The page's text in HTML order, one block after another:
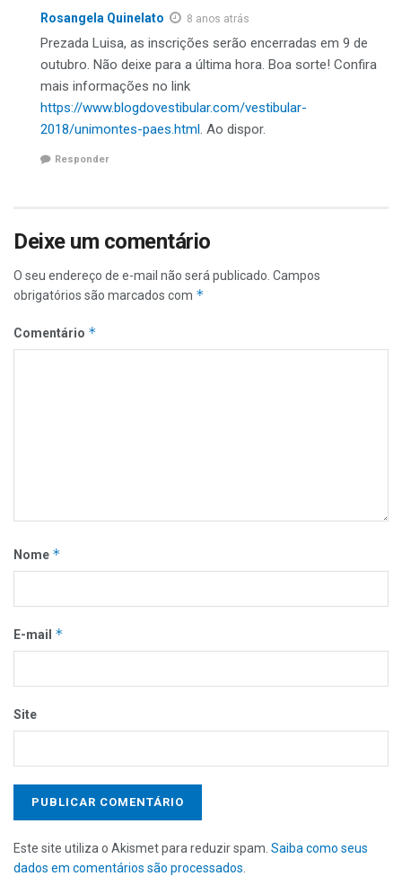
Rosangela Quinelato 8 anos atrás
Prezada Luisa, as inscrições serão encerradas em 9 de
outubro. Não deixe para a última hora. Boa sorte! Confira
mais informações no link
https://www.blogdovestibular.com/vestibular-
2018/unimontes-paes.html. Ao dispor.
Responder
Deixe um comentário
O seu endereço de e-mail não será publicado. Campos
obrigatórios são marcados com *
Comentário *
Nome *
E-mail *
Site
Este site utiliza o Akismet para reduzir spam. Saiba como seus
dados em comentários são processados